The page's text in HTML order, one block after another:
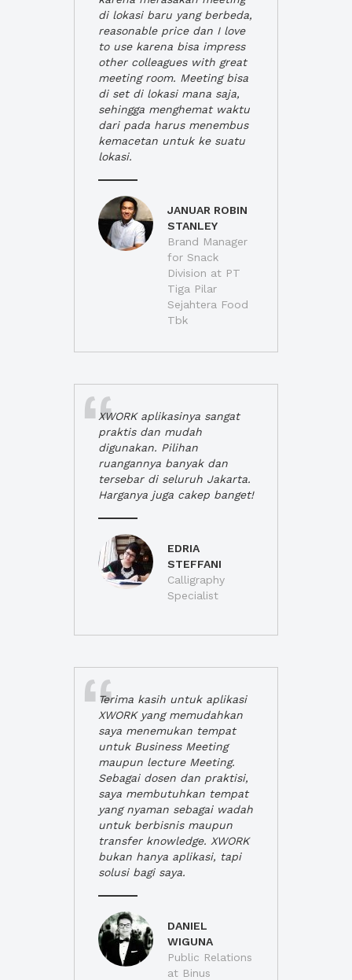
di lokasi baru yang berbeda,
reasonable price dan I love
to use karena bisa impress
other colleagues with great
meeting room. Meeting bisa
di set di lokasi mana saja,
sehingga menghemat waktu
dari pada harus menembus
kemacetan untuk ke suatu
lokasi.
JANUAR ROBIN
STANLEY
Brand Manager
for Snack
Division at PT
Tiga Pilar
Sejahtera Food
Tbk
XWORK aplikasinya sangat
praktis dan mudah
digunakan. Pilihan
ruangannya banyak dan
tersebar di seluruh Jakarta.
Harganya juga cakep banget!
EDRIA
STEFFANI
Calligraphy
Specialist
Terima kasih untuk aplikasi
XWORK yang memudahkan
saya menemukan tempat
untuk Business Meeting
maupun lecture Meeting.
Sebagai dosen dan praktisi,
saya membutuhkan tempat
yang nyaman sebagai wadah
untuk berbisnis maupun
transfer knowledge. XWORK
bukan hanya aplikasi, tapi
solusi bagi saya.
DANIEL
WIGUNA
Public Relations
at Binus